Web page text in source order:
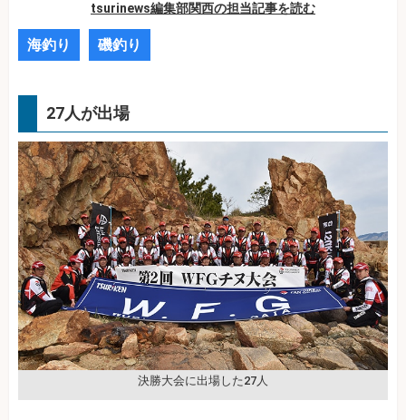
tsurinews編集部関西の担当記事を読む
海釣り 磯釣り
27人が出場
決勝大会に出場した27人